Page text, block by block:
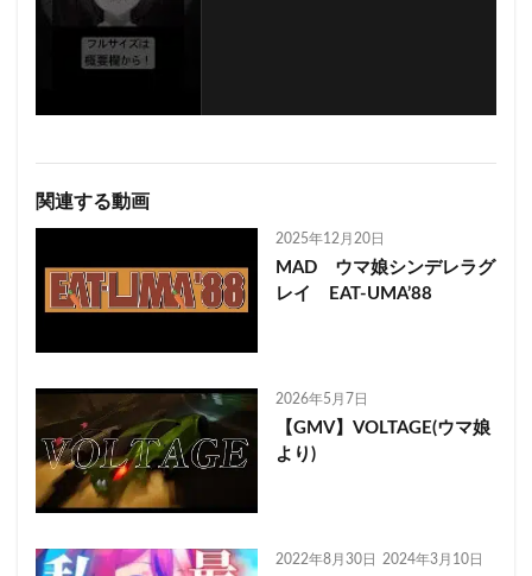
関連する動画
2025年12月20日
MAD ウマ娘シンデレラグ
レイ EAT-UMA’88
2026年5月7日
【GMV】VOLTAGE(ウマ娘
より)
2022年8月30日 2024年3月10日